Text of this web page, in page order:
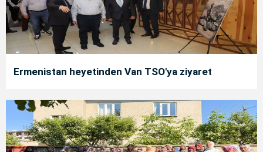
Ermenistan heyetinden Van TSO'ya ziyaret